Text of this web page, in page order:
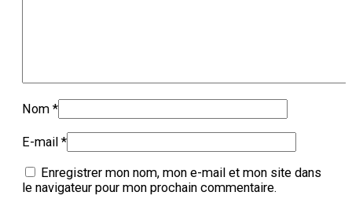
Nom *
E-mail *
Enregistrer mon nom, mon e-mail et mon site dans
le navigateur pour mon prochain commentaire.